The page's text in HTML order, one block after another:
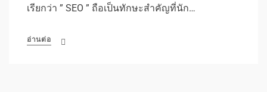
เรียกว่า ” SEO ” ถือเป็นทักษะสำคัญที่นัก…
อ่านต่อ